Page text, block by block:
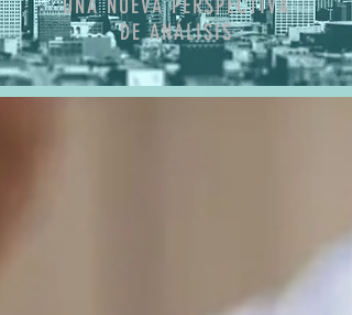
UNA NUEVA PERSPECTIVA
DE ANÁLISIS